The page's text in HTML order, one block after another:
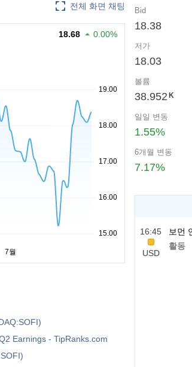
전체 화면 채팅
18.68 0.00%
Earnings - TipRanks.com
Bid
18.38
저가
18.03
볼륨
38.952 K
일일 변동
1.55%
6개월 변동
7.17%
16:45
USD
보먼
활동